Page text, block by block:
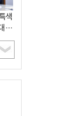
색
정